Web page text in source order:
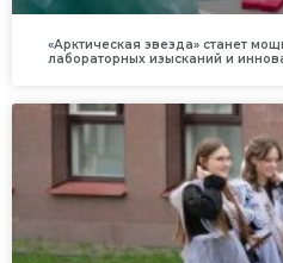
«Арктическая звезда» станет
лабораторных изысканий и